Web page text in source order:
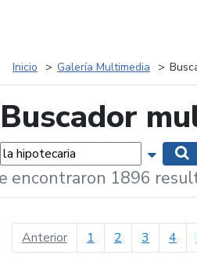
Inicio Galería Multimedia
Buscador
encontraron 1896
Anteriorpágina anterior
1 2 3 4